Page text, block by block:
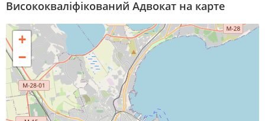
Висококваліфікований Адвокат на карте
+
−